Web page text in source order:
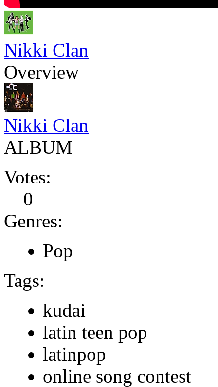
Nikki Clan
Overview
Nikki Clan
ALBUM
Votes:
0
Genres:
Pop
Tags:
kudai
latin teen pop
latinpop
online song contest